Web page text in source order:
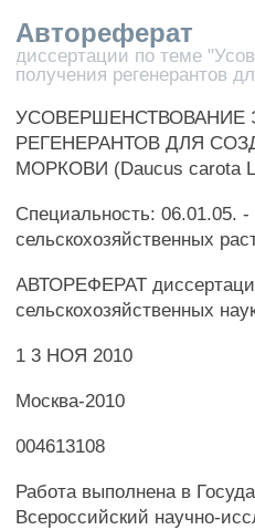
Автореферат
диссертации по теме
получения регенерантов
УСОВЕРШЕНСТВОВАНИЕ
РЕГЕНЕРАНТОВ ДЛЯ
МОРКОВИ (Daucus carota
Специальность: 06.01.05.
сельскохозяйственных
АВТОРЕФЕРАТ
сельскохозяйственных
1 3 НОЯ 2010
Москва-2010
004613108
Работа выполнена в
Всероссийский научно-